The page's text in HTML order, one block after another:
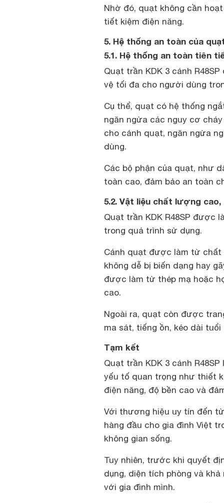
Nhờ đó, quạt không cần
tiết kiệm điện năng.
5. Hệ thống an toàn của
5.1. Hệ thống an toàn tiên
Quạt trần KDK 3 cánh
vệ tối đa cho người dùng
Cụ thể, quạt có hệ thống
ngăn ngừa các nguy cơ
cho cánh quạt, ngăn ngừa
dùng.
Các bộ phận của quạt, như
toàn cao, đảm bảo an toàn
5.2. Vật liệu chất lượng
Quạt trần KDK R48SP được
trong quá trình sử dụng.
Cánh quạt được làm từ chất
không dễ bị biến dạng hay
được làm từ thép mạ hoặc
cao.
Ngoài ra, quạt còn được
ma sát, tiếng ồn, kéo dài
Tạm kết
Quạt trần KDK 3 cánh
yếu tố quan trọng như thiết
điện năng, độ bền cao và
Với thương hiệu uy tín đến
hàng đầu cho gia đình Việt
không gian sống.
Tuy nhiên, trước khi quyết
dụng, diện tích phòng và
với gia đình mình.